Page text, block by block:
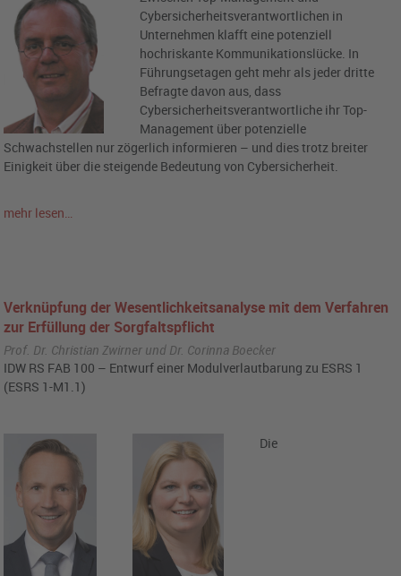
Cybersicherheitsverantwortlichen in
Unternehmen klafft eine potenziell
hochriskante Kommunikationslücke. In
Führungsetagen geht mehr als jeder dritte
Befragte davon aus, dass
Cybersicherheitsverantwortliche ihr Top-
Management über potenzielle
Schwachstellen nur zögerlich informieren – und dies trotz breiter
Einigkeit über die steigende Bedeutung von Cybersicherheit.
mehr lesen…
Verknüpfung der Wesentlichkeitsanalyse mit dem Verfahren
zur Erfüllung der Sorgfaltspflicht
Prof. Dr. Christian Zwirner und Dr. Corinna Boecker
IDW RS FAB 100 – Entwurf einer Modulverlautbarung zu ESRS 1
(ESRS 1-M1.1)
Die